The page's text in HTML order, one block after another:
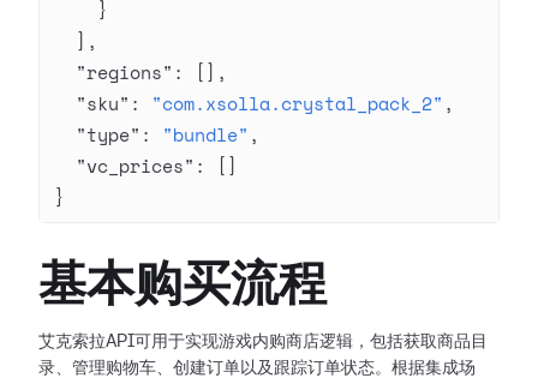
    }
  ],
  "regions"
: [],
  "sku"
: "com.xsolla.crystal_pack_2" ,
  "type"
: "bundle" ,
  "vc_prices"
: []
}
基本购买流程
艾克索拉API可用于实现游戏内购商店逻辑，包括获取商品目
录、管理购物车、创建订单以及跟踪订单状态。根据集成场